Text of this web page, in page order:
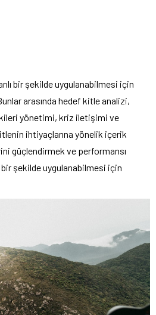
bir şekilde uygulanabilmesi için
arasında hedef kitle analizi,
yönetimi, kriz iletişimi ve
ihtiyaçlarına yönelik içerik
güçlendirmek ve performansı
şekilde uygulanabilmesi için